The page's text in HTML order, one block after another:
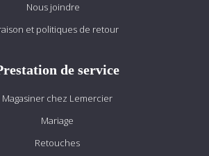
Nous joindre
et politiques de retour
de service
Magasiner chez Lemercier
Mariage
Retouches